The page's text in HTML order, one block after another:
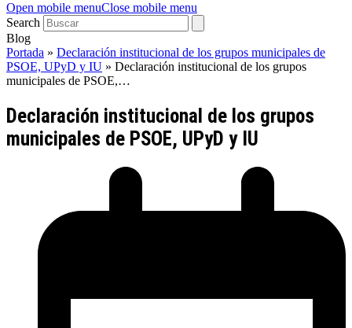
Open mobile menuClose mobile menu
Search
Blog
Portada » Declaración institucional de los grupos municipales de
PSOE, UPyD y IU » Declaración institucional de los grupos
municipales de PSOE,…
Declaración institucional de los grupos
municipales de PSOE, UPyD y IU